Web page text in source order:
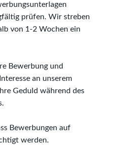
prüfen. Wir streben
von 1-2 Wochen ein
Bewerbung und
an unserem
Geduld während des
Bewerbungen auf
werden.